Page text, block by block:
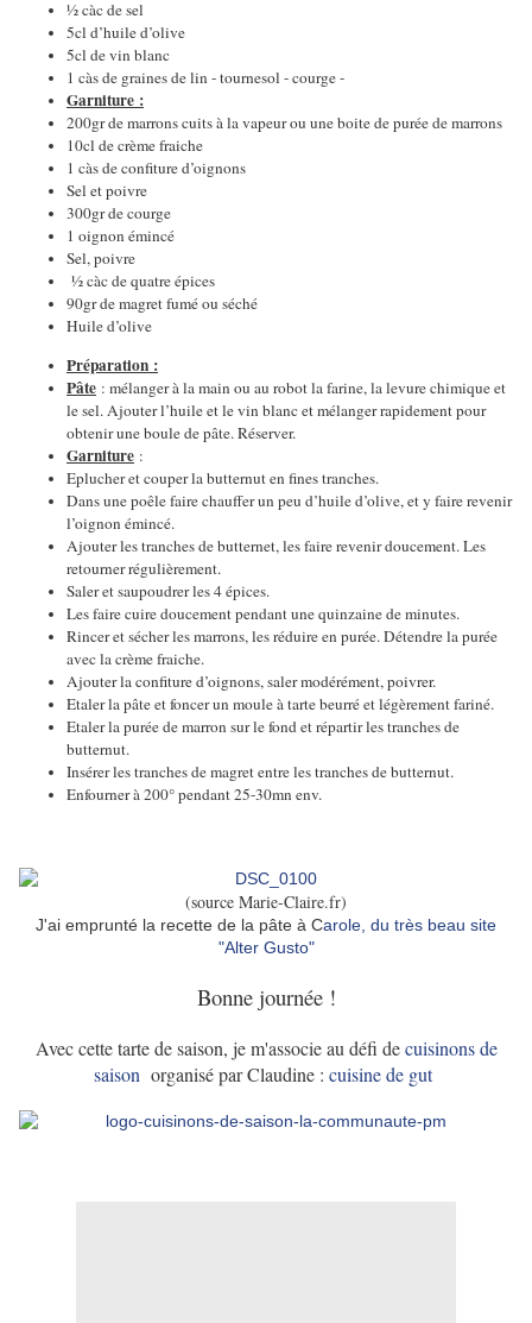
½ càc de sel
5cl d’huile d’olive
5cl de vin blanc
1 càs de graines de lin - tournesol - courge -
Garniture :
200gr de marrons cuits à la vapeur ou une boite de purée de marrons
10cl de crème fraiche
1 càs de confiture d’oignons
Sel et poivre
300gr de courge
1 oignon émincé
Sel, poivre
½ càc de quatre épices
90gr de magret fumé ou séché
Huile d’olive
Préparation :
Pâte : mélanger à la main ou au robot la farine, la levure chimique et
le sel. Ajouter l’huile et le vin blanc et mélanger rapidement pour
obtenir une boule de pâte. Réserver.
Garniture :
Eplucher et couper la butternut en fines tranches.
Dans une poêle faire chauffer un peu d’huile d’olive, et y faire revenir
l’oignon émincé.
Ajouter les tranches de butternet, les faire revenir doucement. Les
retourner régulièrement.
Saler et saupoudrer les 4 épices.
Les faire cuire doucement pendant une quinzaine de minutes.
Rincer et sécher les marrons, les réduire en purée. Détendre la purée
avec la crème fraiche.
Ajouter la confiture d’oignons, saler modérément, poivrer.
Etaler la pâte et foncer un moule à tarte beurré et légèrement fariné.
Etaler la purée de marron sur le fond et répartir les tranches de
butternut.
Insérer les tranches de magret entre les tranches de butternut.
Enfourner à 200° pendant 25-30mn env.
(source Marie-Claire.fr)
J'ai emprunté la recette de la pâte à Carole, du très beau site
"Alter Gusto"
Bonne journée !
Avec cette tarte de saison, je m'associe au défi decuisinons de
saison organisé par Claudine : cuisine de gut